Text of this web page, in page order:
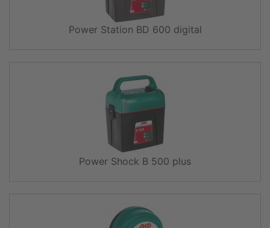
Power Station BD 600 digital
Power Shock B 500 plus